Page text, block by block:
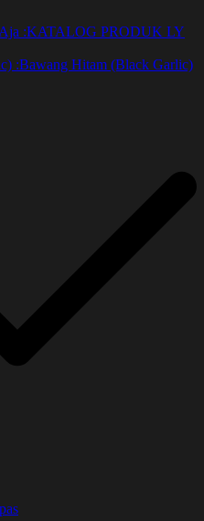
:KATALOG PRODUK LY
:Bawang Hitam (Black Garlic)